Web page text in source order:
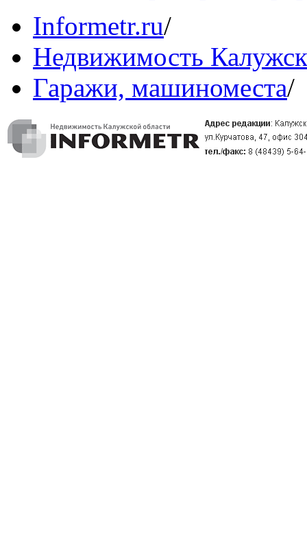
Informetr.ru/
Недвижимость
Гаражи, машиноместа/